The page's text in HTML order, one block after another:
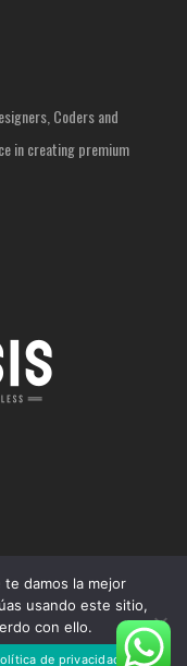
Coders and
in creating premium
RESERVADOS.
DEL SERVICIO
te damos la mejor
usando este sitio,
con ello.
de privacidad